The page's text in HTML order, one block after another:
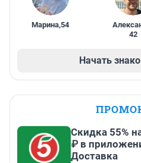
Марина,54
42
Начать
Скидка 55%
₽ в
Доставка